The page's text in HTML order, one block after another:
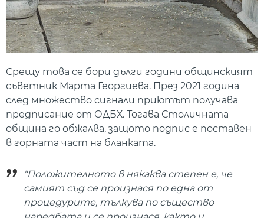
Срещу това се бори дълги години общинският
съветник Марта Георгиева. През 2021 година
след множество сигнали приютът получава
предписание от ОДБХ. Тогава Столичната
община го обжалва, защото подпис е поставен
в горната част на бланката.
"Положителното в някаква степен е, че
самият съд се произнася по една от
процедурите, тълкува по същество